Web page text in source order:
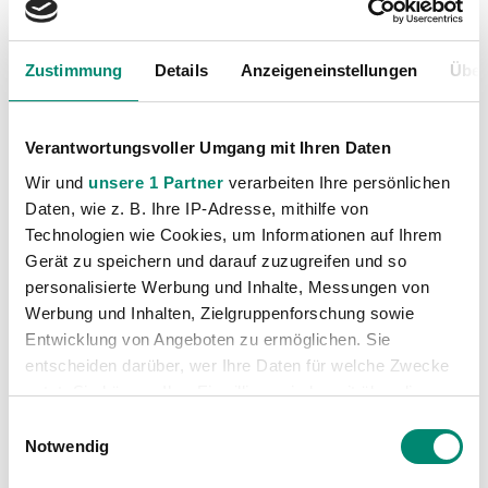
Zustimmung Details Anzeigeneinstellungen
Verantwortungsvoller Umgang mit Ihren Daten
Wir und unsere 1 Partner verarbeiten Ihre persönlichen
Daten, wie z. B. Ihre IP-Adresse, mithilfe von
Technologien wie Cookies, um Informationen auf Ihrem
Gerät zu speichern und darauf zuzugreifen und so
personalisierte Werbung und Inhalte, Messungen von
Werbung und Inhalten, Zielgruppenforschung sowie
Entwicklung von Angeboten zu ermöglichen. Sie
entscheiden darüber, wer Ihre Daten für welche Zwecke
nutzt. Sie können Ihre Einwilligung jederzeit über die
Trigger Symbol ändern oder widerrufen
Notwendig
Ticketing
(91)
Unkategorisiert
(2867)
VORIGER NEWSEINTRAG
„Müssen in unseren Abläufen sehr konzentriert bleiben“
NÄCHSTER NEWSEINTRAG